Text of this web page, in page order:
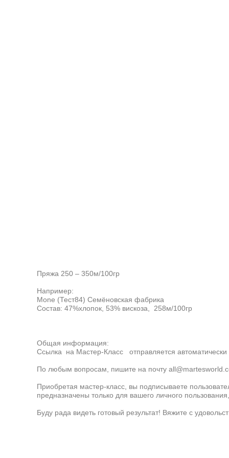
Пряжа 250 – 350м/100гр
Например:
Mone (Тест84) Семёновская фабрика
Состав: 47%хлопок, 53% вискоза, 258м/100гр
Общая информация:
Ссылка на Мастер-Класс отправляется
По любым вопросам, пишите на почту
Приобретая мастер-класс, вы подписываете
предназначены только для вашего личного
Буду рада видеть готовый результат! Вяжите с